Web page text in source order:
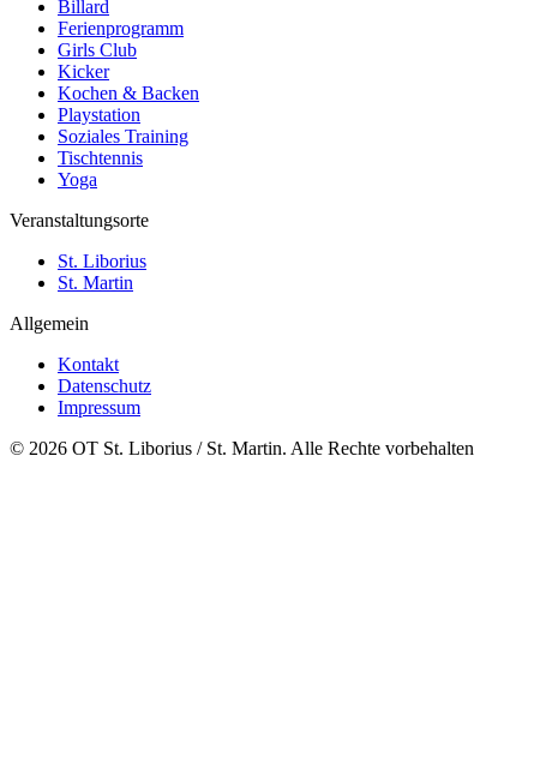
Billard
Ferienprogramm
Girls Club
Kicker
Kochen & Backen
Playstation
Soziales Training
Tischtennis
Yoga
Veranstaltungsorte
St. Liborius
St. Martin
Allgemein
Kontakt
Datenschutz
Impressum
© 2026 OT St. Liborius / St. Martin. Alle Rechte vorbehalten